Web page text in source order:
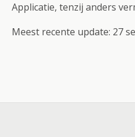
Applicatie, tenzij anders
Meest recente update: 27